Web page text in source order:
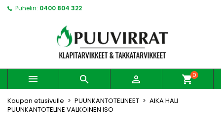
Puhelin: 0400 804 322
   shopping_cart0
Kaupan etusivulle PUUNKANTOTELINEET
AIKA HALI
PUUNKANTOTELINE VALKOINEN ISO